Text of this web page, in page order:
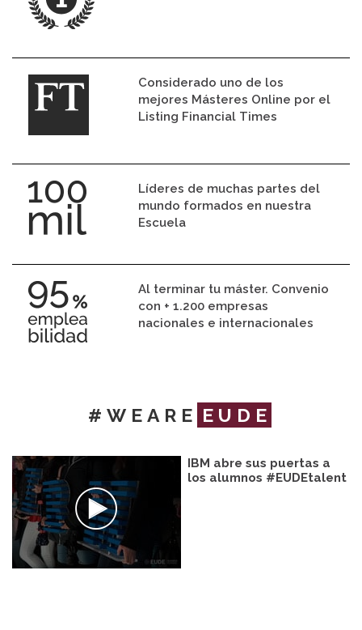
Considerado uno de los
mejores Másteres Online por el
Listing Financial Times
Líderes de muchas partes del
mundo formados en nuestra
Escuela
Al terminar tu máster. Convenio
con + 1.200 empresas
nacionales e internacionales
#WEARE EUDE
IBM abre sus puertas a
los alumnos #EUDEtalent